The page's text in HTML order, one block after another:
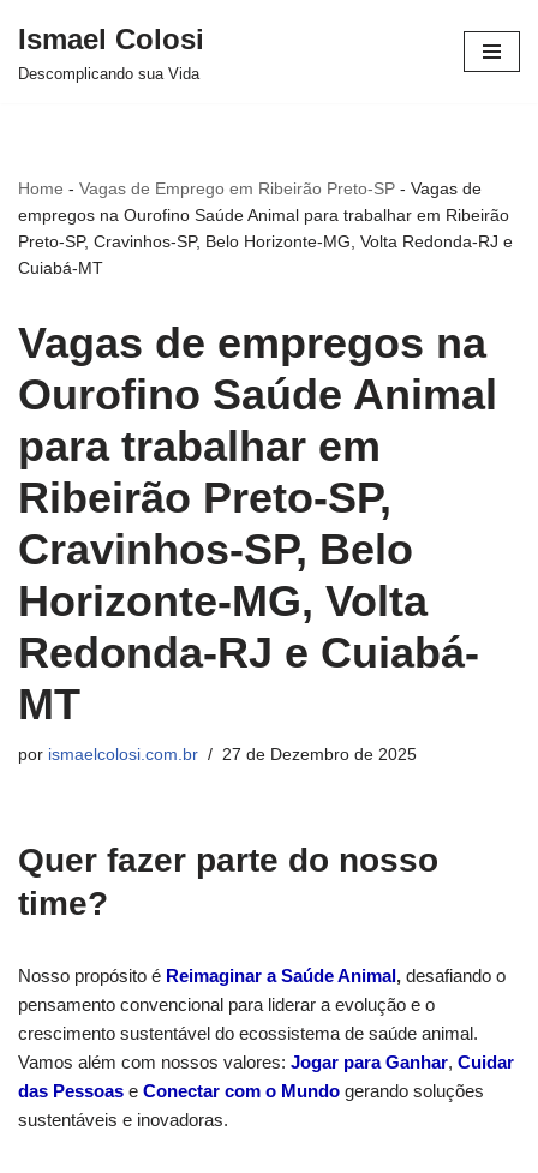
Avançar
Ismael Colosi
Descomplicando sua Vida
Home - Vagas de Emprego em Ribeirão Preto-SP - Vagas de
empregos na Ourofino Saúde Animal para trabalhar em Ribeirão
Preto-SP, Cravinhos-SP, Belo Horizonte-MG, Volta Redonda-RJ e
Cuiabá-MT
Vagas de empregos na
Ourofino Saúde Animal
para trabalhar em
Ribeirão Preto-SP,
Cravinhos-SP, Belo
Horizonte-MG, Volta
Redonda-RJ e Cuiabá-
MT
por ismaelcolosi.com.br 27 de Dezembro de 2025
Quer fazer parte do nosso
time?
Nosso propósito é Reimaginar a Saúde Animal, desafiando o
pensamento convencional para liderar a evolução e o
crescimento sustentável do ecossistema de saúde animal.
Vamos além com nossos valores: Jogar para Ganhar, Cuidar
das Pessoas e Conectar com o Mundo gerando soluções
sustentáveis e inovadoras.